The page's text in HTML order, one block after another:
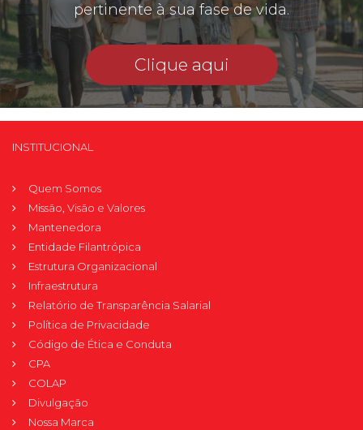
pertinente à sua fase de vida.
Clique aqui
INSTITUCIONAL
Quem Somos
Missão, Visão e Valores
Mantenedora
Entidade Filantrópica
Estrutura Organizacional
Infraestrutura
Relatório de Transparência Salarial
Política de Privacidade
Código de Ética e Conduta
CPA
COLAP
Divulgação
Nossa Marca